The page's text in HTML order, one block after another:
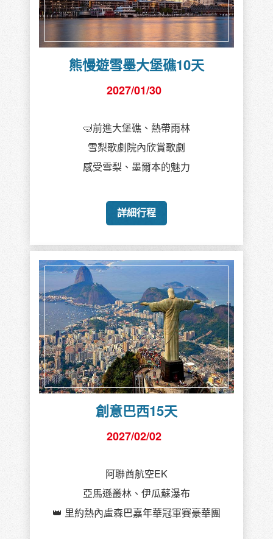
熊慢遊雪墨大堡礁10天
2027/01/30
🤿前進大堡礁、熱帶雨林
雪梨歌劇院內欣賞歌劇
感受雪梨、墨爾本的魅力
詳細行程
創意巴西15天
2027/02/02
阿聯酋航空EK
亞馬遜叢林、伊瓜蘇瀑布
👑 里約熱內盧森巴嘉年華冠軍賽豪華團